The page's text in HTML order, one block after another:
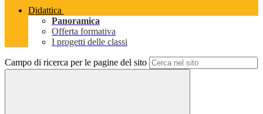
Didattica
Panoramica
Offerta formativa
I progetti delle classi
Campo di ricerca per le pagine del sito